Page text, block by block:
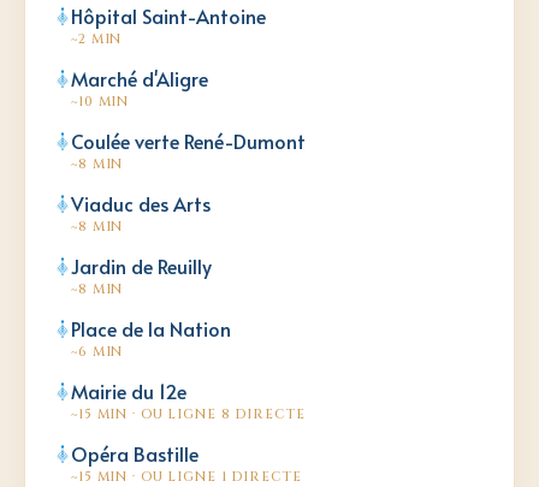
Hôpital Saint-Antoine
~2 MIN
Marché d'Aligre
~10 MIN
Coulée verte René-Dumont
~8 MIN
Viaduc des Arts
~8 MIN
Jardin de Reuilly
~8 MIN
Place de la Nation
~6 MIN
Mairie du 12e
~15 MIN · OU LIGNE 8 DIRECTE
Opéra Bastille
~15 MIN · OU LIGNE 1 DIRECTE